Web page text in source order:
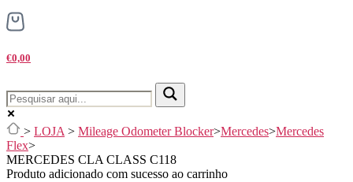
€0,00
> LOJA > Mileage Odometer Blocker>Mercedes>Mercedes
Flex>
MERCEDES CLA CLASS C118
Produto adicionado com sucesso ao carrinho